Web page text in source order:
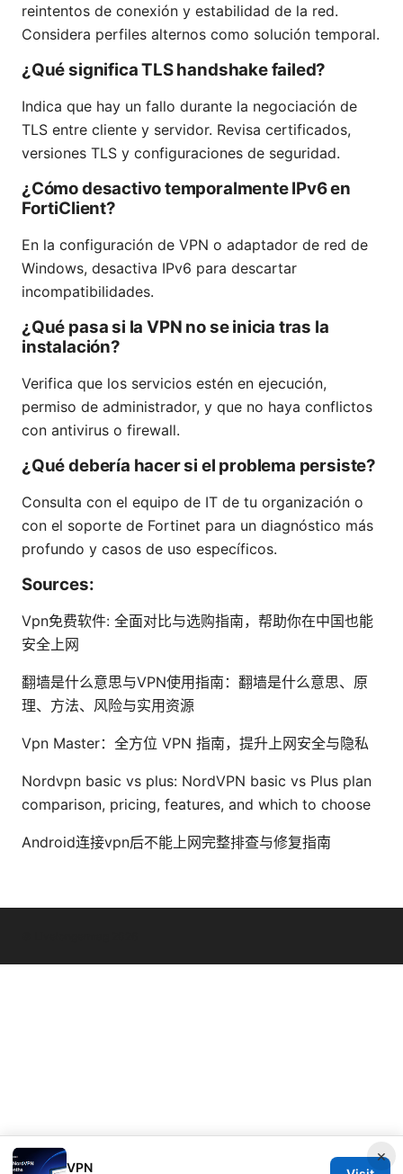
reintentos de conexión y estabilidad de la red.
Considera perfiles alternos como solución temporal.
¿Qué significa TLS handshake failed?
Indica que hay un fallo durante la negociación de
TLS entre cliente y servidor. Revisa certificados,
versiones TLS y configuraciones de seguridad.
¿Cómo desactivo temporalmente IPv6 en
FortiClient?
En la configuración de VPN o adaptador de red de
Windows, desactiva IPv6 para descartar
incompatibilidades.
¿Qué pasa si la VPN no se inicia tras la
instalación?
Verifica que los servicios estén en ejecución,
permiso de administrador, y que no haya conflictos
con antivirus o firewall.
¿Qué debería hacer si el problema persiste?
Consulta con el equipo de IT de tu organización o
con el soporte de Fortinet para un diagnóstico más
profundo y casos de uso específicos.
Sources:
Vpn免费软件: 全面对比与选购指南，帮助你在中国也能
安全上网
翻墙是什么意思与VPN使用指南：翻墙是什么意思、原
理、方法、风险与实用资源
Vpn Master：全方位 VPN 指南，提升上网安全与隐私
Nordvpn basic vs plus: NordVPN basic vs Plus plan
comparison, pricing, features, and which to choose
Android连接vpn后不能上网完整排查与修复指南
×
VPN